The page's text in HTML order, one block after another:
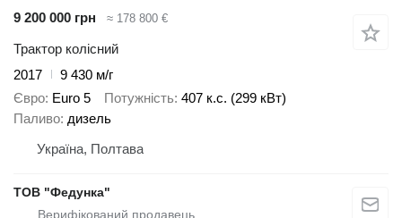
9 200 000 грн
≈ 178 800 €
Трактор колісний
2017
9 430 м/г
Євро Euro 5 Потужність 407 к.с. (299 кВт)
Паливо дизель
Україна, Полтава
ТОВ "Федунка"